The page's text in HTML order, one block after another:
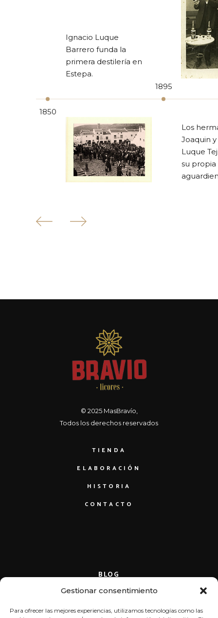
Gestionar consentimiento
Para ofrecer las mejores experiencias, utilizamos tecnologías como las
Ignacio Luque
Barrero funda la
primera destilería en
Estepa.
1850
Los
Joaquin
Luque
su
1895
© 2025 MasBravío
Todos los derechos reservados
TIENDA
ELABORACIÓN
HISTORIA
CONTACTO
BLOG
DIARIO SUR